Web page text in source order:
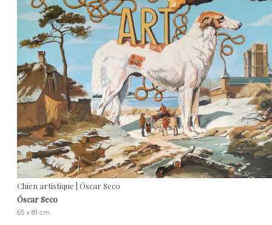
Chien artistique | Óscar Seco
Óscar Seco
65 x 81 cm